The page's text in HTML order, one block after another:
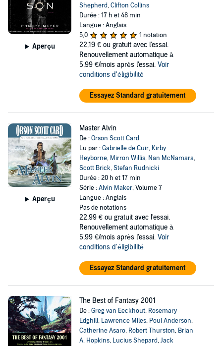
Aperçu
Shepherd,Clifton Collins
Durée : 17 h et 48 min
Langue : Anglais
5,0
1 notation
22,19 € ou gratuit avec l'essai.
Renouvellement automatique à
5,99 €/mois après l'essai. Voir
conditions d'éligibilité
Essayez Standard gratuitement
Aperçu
Master Alvin
De :Orson Scott Card
Lu par :Gabrielle de Cuir, Kirby
Heyborne, Mirron Willis, Nan McNamara,
Scott Brick,Stefan Rudnicki
Durée : 20 h et 17 min
Série :Alvin Maker, Volume 7
Langue : Anglais
Pas de notations
22,99 € ou gratuit avec l'essai.
Renouvellement automatique à
5,99 €/mois après l'essai. Voir
conditions d'éligibilité
Essayez Standard gratuitement
The Best of Fantasy 2001
De :Greg van Eeckhout, Rosemary
Edghill, Lawrence Miles, Poul Anderson,
Catherine Asaro, Robert Thurston, Brian
A. Hopkins, Lucius Shepard,Jack